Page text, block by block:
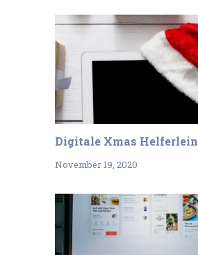
Digitale Xmas Helferlein
November 19, 2020